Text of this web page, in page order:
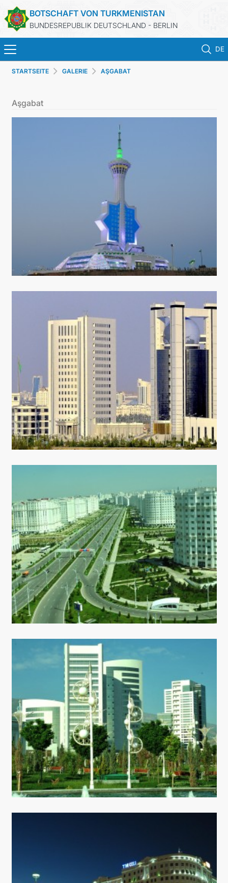
BOTSCHAFT VON TURKMENISTAN
BUNDESREPUBLIK DEUTSCHLAND - BERLIN
DE
STARTSEITE
MFAA TURKMENISTANS
TURKMENISTAN
INVESTITIONEN IN TURKMENISTAN
KONTAKT
STARTSEITE GALERIE AŞGABAT
Aşgabat